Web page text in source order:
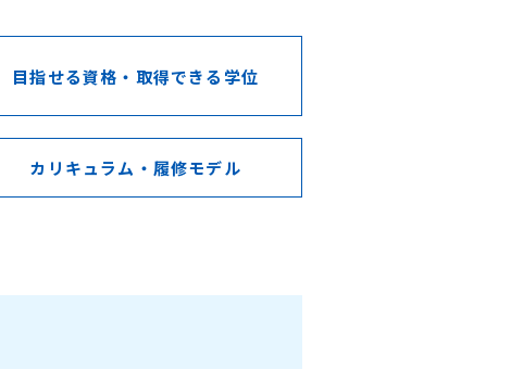
目指せる資格・取得できる学位
カリキュラム・履修モデル